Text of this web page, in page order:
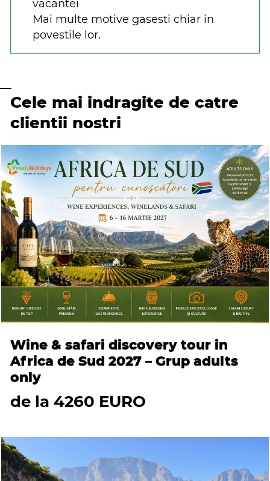
vacantei
Mai multe motive gasesti chiar in
povestile lor.
Cele mai indragite de catre
clientii nostri
Wine & safari discovery tour in
Africa de Sud 2027 – Grup adults
only
de la 4260 EURO